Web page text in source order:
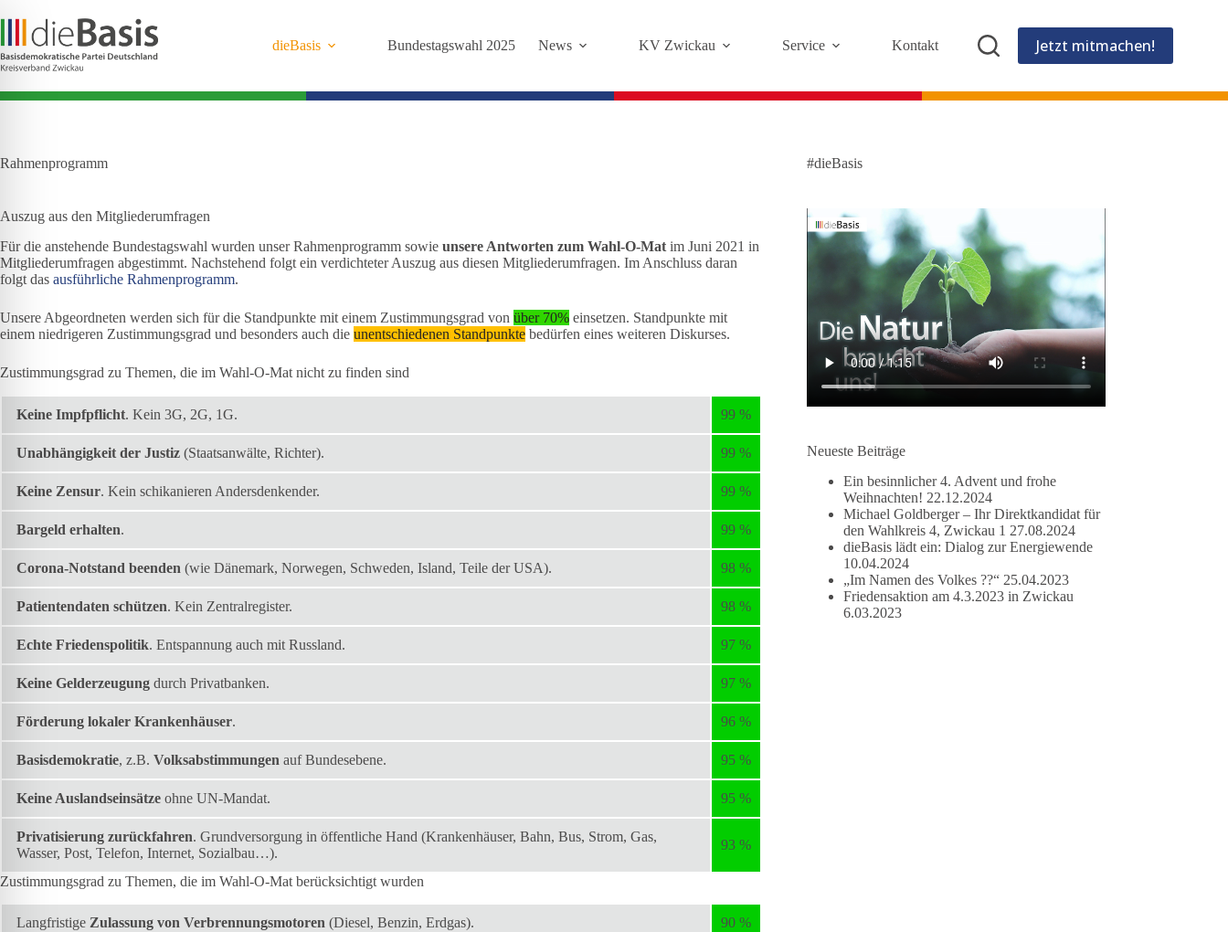
Inhalt
springen
dieBasis Bundestagswahl 2025 News KV Zwickau Service Kontakt Jetzt mitmachen!
Rahmenprogramm
Auszug aus den Mitgliederumfragen
Für die anstehende Bundestagswahl wurden unser Rahmenprogramm sowie unsere Antworten zum Wahl-O-Mat im Juni 2021 in
Mitgliederumfragen abgestimmt. Nachstehend folgt ein verdichteter Auszug aus diesen Mitgliederumfragen. Im Anschluss daran
folgt das ausführliche Rahmenprogramm.
Unsere Abgeordneten werden sich für die Standpunkte mit einem Zustimmungsgrad von über 70% einsetzen. Standpunkte mit
einem niedrigeren Zustimmungsgrad und besonders auch die unentschiedenen Standpunkte bedürfen eines weiteren Diskurses.
Zustimmungsgrad zu Themen, die im Wahl-O-Mat nicht zu finden sind
Keine Impfpflicht. Kein 3G, 2G, 1G. 99 %
Unabhängigkeit der Justiz (Staatsanwälte, Richter). 99 %
Keine Zensur. Kein schikanieren Andersdenkender. 99 %
Bargeld erhalten. 99 %
Corona-Notstand beenden (wie Dänemark, Norwegen, Schweden, Island, Teile der USA). 98 %
Patientendaten schützen. Kein Zentralregister. 98 %
Echte Friedenspolitik. Entspannung auch mit Russland. 97 %
Keine Gelderzeugung durch Privatbanken. 97 %
Förderung lokaler Krankenhäuser. 96 %
Basisdemokratie, z.B. Volksabstimmungen auf Bundesebene. 95 %
Keine Auslandseinsätze ohne UN-Mandat. 95 %
Privatisierung zurückfahren. Grundversorgung in öffentliche Hand (Krankenhäuser, Bahn, Bus, Strom, Gas,
Wasser, Post, Telefon, Internet, Sozialbau…).
93 %
Zustimmungsgrad zu Themen, die im Wahl-O-Mat berücksichtigt wurden
Langfristige Zulassung von Verbrennungsmotoren (Diesel, Benzin, Erdgas). 90 %
#dieBasis
Neueste Beiträge
Ein besinnlicher 4. Advent und frohe
Weihnachten! 22.12.2024
Michael Goldberger – Ihr Direktkandidat für
den Wahlkreis 4, Zwickau 1 27.08.2024
dieBasis lädt ein: Dialog zur Energiewende
10.04.2024
„Im Namen des Volkes ??“ 25.04.2023
Friedensaktion am 4.3.2023 in Zwickau
6.03.2023